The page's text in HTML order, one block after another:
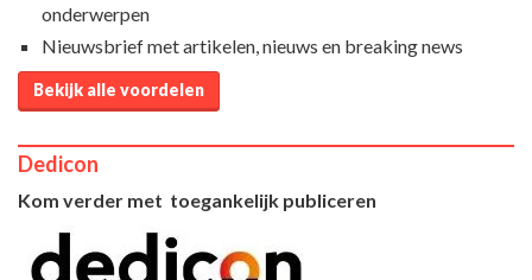
onderwerpen
Nieuwsbrief met artikelen, nieuws en breaking news
Bekijk alle voordelen
Dedicon
Kom verder met toegankelijk publiceren